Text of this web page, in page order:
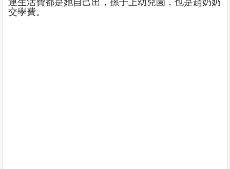
連生活費都是她自己出，孫子上幼兒園，也是趙奶奶
交學費。